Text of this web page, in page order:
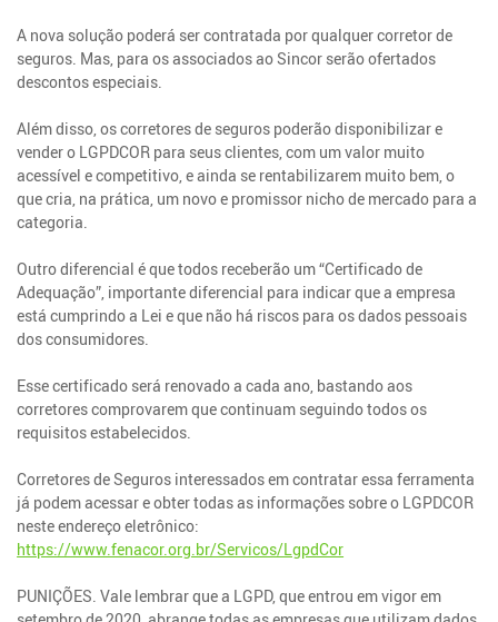
A nova solução poderá ser contratada por qualquer corretor de
seguros. Mas, para os associados ao Sincor serão ofertados
descontos especiais.
Além disso, os corretores de seguros poderão disponibilizar e
vender o LGPDCOR para seus clientes, com um valor muito
acessível e competitivo, e ainda se rentabilizarem muito bem, o
que cria, na prática, um novo e promissor nicho de mercado para a
categoria.
Outro diferencial é que todos receberão um “Certificado de
Adequação”, importante diferencial para indicar que a empresa
está cumprindo a Lei e que não há riscos para os dados pessoais
dos consumidores.
Esse certificado será renovado a cada ano, bastando aos
corretores comprovarem que continuam seguindo todos os
requisitos estabelecidos.
Corretores de Seguros interessados em contratar essa ferramenta
já podem acessar e obter todas as informações sobre o LGPDCOR
neste endereço eletrônico:
https://www.fenacor.org.br/Servicos/LgpdCor
PUNIÇÕES. Vale lembrar que a LGPD, que entrou em vigor em